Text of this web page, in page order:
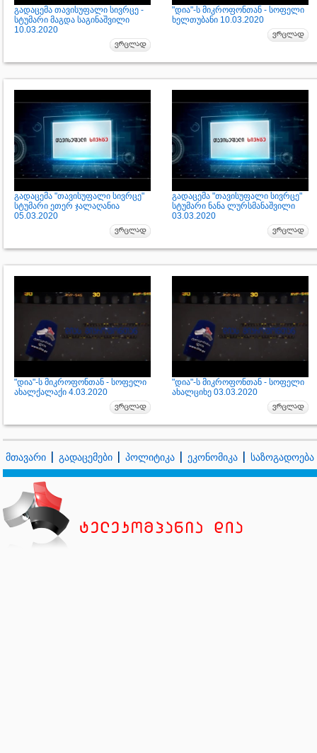
გადაცემა თავისუფალი სივრცე -
სტუმარი მაგდა საგინაშვილი
10.03.2020
"დია"-ს მიკროფონთან - სოფელი
ხელთუბანი 10.03.2020
გადაცემა "თავისუფალი სივრცე"
სტუმარი ეთერ ჯალაღანია
05.03.2020
გადაცემა "თავისუფალი სივრცე"
სტუმარი ნანა ლურსმანაშვილი
03.03.2020
"დია"-ს მიკროფონთან - სოფელი
ახალქალაქი 4.03.2020
"დია"-ს მიკროფონთან - სოფელი
ახალციხე 03.03.2020
მთავარი გადაცემები პოლიტიკა ეკონომიკა საზოგადოება